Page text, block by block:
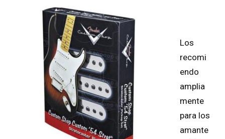
Los
recomi
endo
amplia
mente
para los
amante